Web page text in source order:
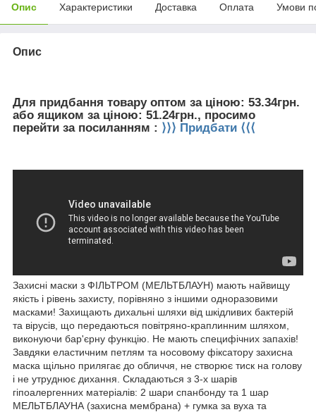
Опис Характеристики Доставка Оплата Умови
Опис
Для придбання товару оптом за ціною: 53.34грн.
або ящиком за ціною: 51.24грн., просимо
перейти за посиланням : ⟩⟩⟩ Придбати ⟨⟨⟨
Захисні маски з ФІЛЬТРОМ (МЕЛЬТБЛАУН) мають найвищу
якість і рівень захисту, порівняно з іншими одноразовими
масками! Захищають дихальні шляхи від шкідливих бактерій
та вірусів, що передаються повітряно-краплинним шляхом,
виконуючи бар'єрну функцію. Не мають специфічних запахів!
Завдяки еластичним петлям та носовому фіксатору захисна
маска щільно прилягає до обличчя, не створює тиск на голову
і не утруднює дихання. Складаються з 3-х шарів
гіпоалергенних матеріалів: 2 шари спанбонду та 1 шар
МЕЛЬТБЛАУНА (захисна мембрана) + гумка за вуха та